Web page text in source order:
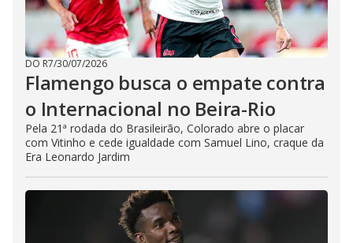
DO R7/30/07/2026
Flamengo busca o empate contra
o Internacional no Beira-Rio
Pela 21ª rodada do Brasileirão, Colorado abre o placar
com Vitinho e cede igualdade com Samuel Lino, craque da
Era Leonardo Jardim